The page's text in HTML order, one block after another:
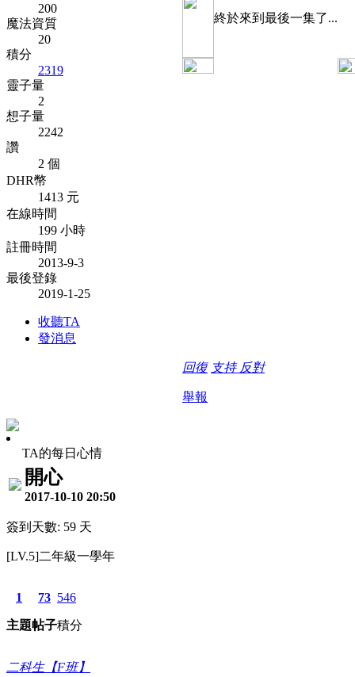
200
魔法資質
20
積分
2319
靈子量
2
想子量
2242
讚
2 個
DHR幣
1413 元
在線時間
199 小時
註冊時間
2013-9-3
最後登錄
2019-1-25
收聽TA
發消息
終於來到最後一集了...
回復 支持 反對
舉報
TA的每日心情
開心
2017-10-10 20:50
簽到天數: 59 天
[LV.5]二年級一學年
1
主題
73
帖子
546
積分
二科生【F班】